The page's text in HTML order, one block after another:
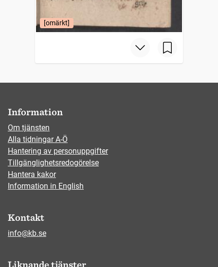
[omärkt]
Information
Om tjänsten
Alla tidningar A-Ö
Hantering av personuppgifter
Tillgänglighetsredogörelse
Hantera kakor
Information in English
Kontakt
info@kb.se
Liknande tjänster